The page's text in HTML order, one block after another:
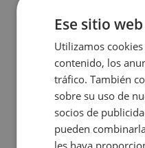
Initial Shock
Other Topics
Ese sitio
Utilizamos
contenido, los
tráfico. También
sobre su uso de
socios de
pueden
les haya